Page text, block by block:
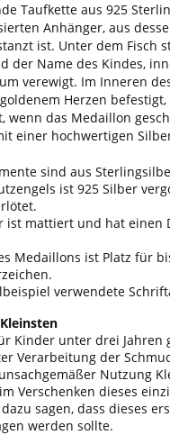
Taufkette aus 925
Anhänger, aus
ist. Unter dem Fisch
der Name des Kindes,
verewigt. Im Inneren
Herzen
wenn das Medaillon
einer hochwertigen
sind aus
ist 925 Silber
ist mattiert und hat einen
Medaillons ist Platz für
verwendete
Kinder unter drei Jahren
Verarbeitung der
Nutzung
Verschenken dieses
sagen, dass dieses
werden sollte.